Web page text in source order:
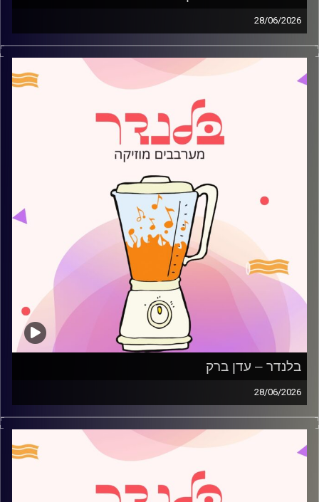
28/06/2026
מוזיקה קצבית חדשה עם עמית פרידמן
קרדיט תמונות:
AudioVersity
בלנדר – עדן ברק
28/06/2026
מוזיקה קצבית חדשה עם עדן ברק
קרדיט תמונות:
AudioVersity